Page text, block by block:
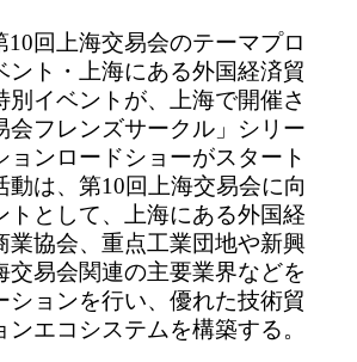
10回上海交易会のテーマプロ
ント・上海にある外国経済貿
別イベントが、上海で開催さ
会フレンズサークル」シリー
ョンロードショーがスタート
動は、第10回上海交易会に向
トとして、上海にある外国経
業協会、重点工業団地や新興
交易会関連の主要業界などを
ションを行い、優れた技術貿
エコシステムを構築する。